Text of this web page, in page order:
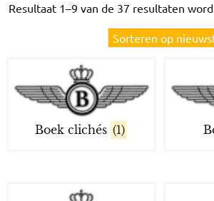
Resultaat 1–9 van de 37 resultaten
Boek clichés (1)